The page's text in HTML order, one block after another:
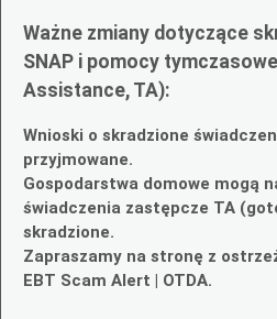
Ważne zmiany dotyczące
SNAP i pomocy
Assistance, TA):
Wnioski o skradzione
przyjmowane.
Gospodarstwa domowe mogą
świadczenia zastępcze TA
skradzione.
Zapraszamy na stronę z
EBT Scam Alert | OTDA.